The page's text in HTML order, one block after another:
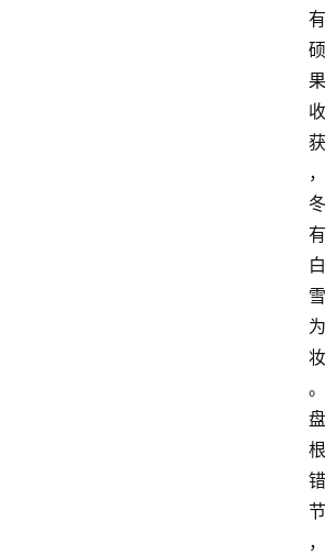
有
硕
果
收
获
，
冬
有
白
雪
为
妆
。
盘
根
错
节
，